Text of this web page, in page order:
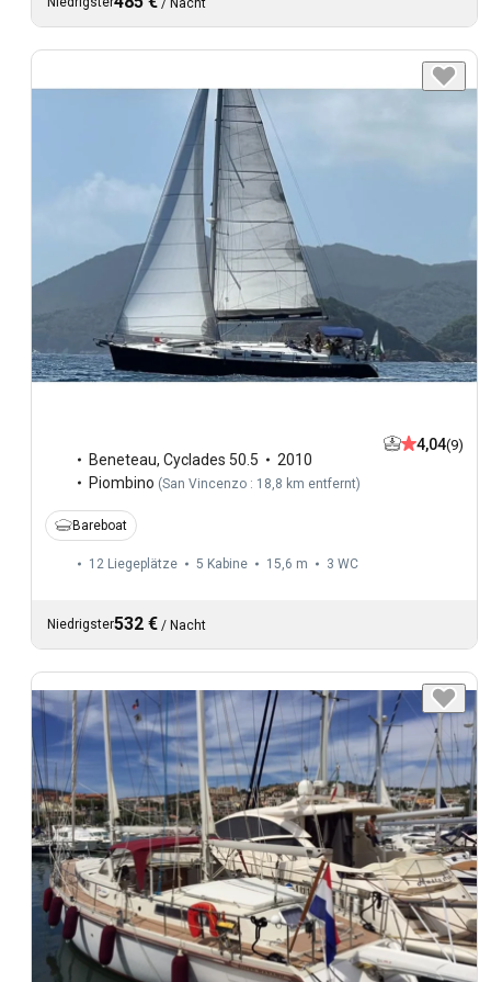
/ Nacht
Beneteau, Cyclades 50.5
2010
Piombino (San Vincenzo : 18,8 km entfernt)
4,04(9)
Bareboat
12 Liegeplätze 5 Kabine 15,6 m 3 WC
Niedrigster532 € / Nacht